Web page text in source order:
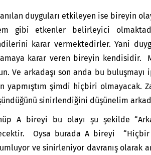
duyguları etkileyen ise bireyin
gibi etkenler belirleyici
karar vermektedirler. Yani
karar veren bireyin kendisidir.
Ve arkadaşı son anda bu
yapmıştım şimdi hiçbiri olmayacak.
sinirlendiğini düşünelim
A bireyi bu olayı şu şekilde
Oysa burada A bireyi
ve sinirleniyor davranış olarak